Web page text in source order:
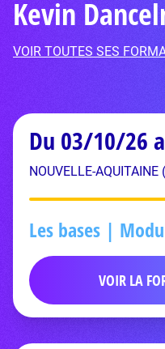
Kevin
VOIR TOUTES SES
Du 03/10/26
NOUVELLE-AQUITAINE
Les bases |
VOIR LA